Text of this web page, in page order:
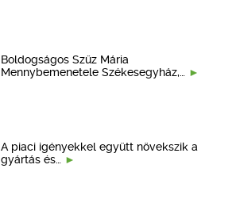
Boldogságos Szűz Mária
Mennybemenetele Székesegyház,…
A piaci igényekkel együtt növekszik a
gyártás és…